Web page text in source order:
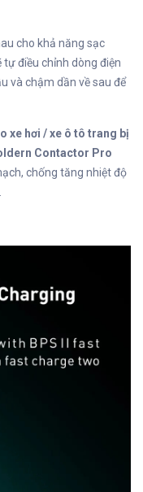
cho khả năng sạc
điều chỉnh dòng điện
và chậm dần về sau để
xe hơi / xe ô tô trang bị
Contactor Pro
chống tăng nhiệt độ